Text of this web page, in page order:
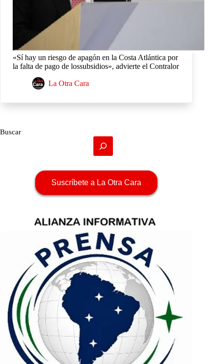
«Sí hay un riesgo de apagón en la Costa Atlántica por
la falta de pago de lossubsidios», advierte el Contralor
La Otra Cara
Buscar
Suscríbete a La Otra Cara